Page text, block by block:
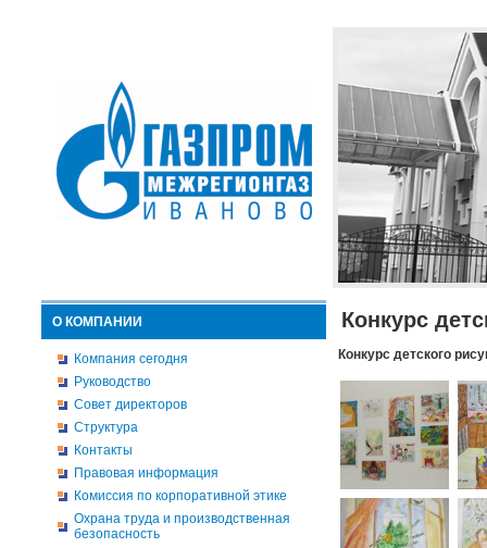
О КОМПАНИИ
Компания сегодня
Руководство
Совет директоров
Структура
Контакты
Правовая информация
Комиссия по корпоративной этике
Охрана труда и производственная
безопасность
Конкурс
Конкурс детского